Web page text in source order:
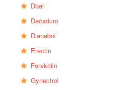
Dbal
Decaduro
Dianabol
Erectin
Forskolin
Gynectrol